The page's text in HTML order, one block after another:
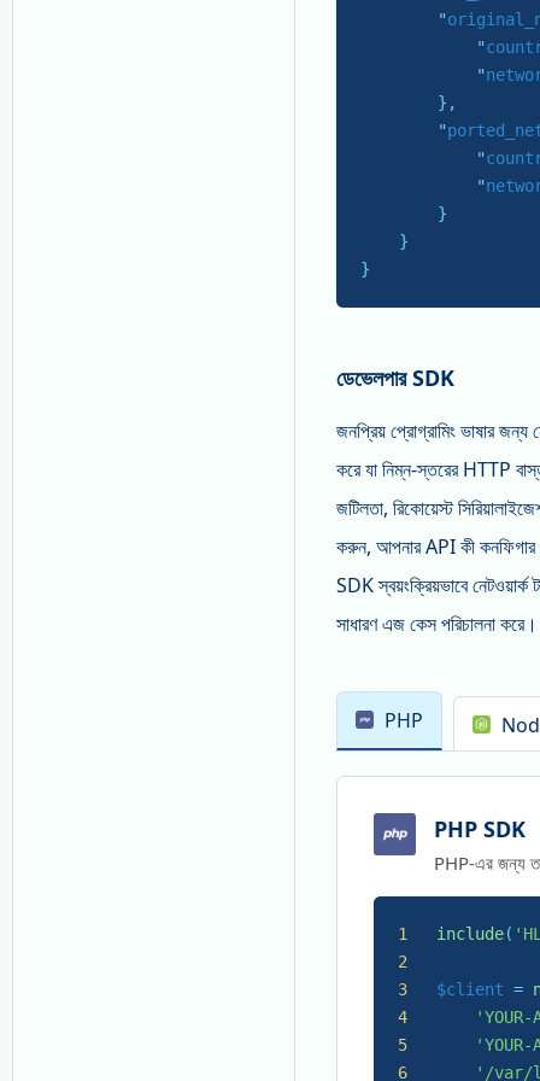
        "
            "
            "
} ,
        "
            "
            "
}
}
ডেভেলপার SDK
জনপ্রিয় প্রোগ্রামিং ভাষার জন্য
করে যা নিম্ন-স্তরের HTTP
জটিলতা, রিকোয়েস্ট
করুন, আপনার API কী কনফিগার
SDK স্বয়ংক্রিয়ভাবে
সাধারণ এজ কেস পরিচালনা করে।
PHP
PHP SDK
PHP-এর জন্য
1 include(
2
3
$client =
4
5
'YOUR-
6
'/var/